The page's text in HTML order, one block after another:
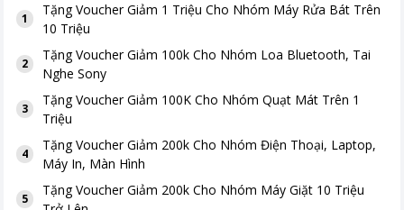
1
TặngVoucher Giảm 1 Triệu Cho Nhóm Máy Rửa Bát Trên
10 Triệu
2
TặngVoucher Giảm 100k Cho Nhóm Loa Bluetooth, Tai
Nghe Sony
3
TặngVoucher Giảm 100K Cho Nhóm Quạt Mát Trên 1
Triệu
4
TặngVoucher Giảm 200k Cho Nhóm Điện Thoại, Laptop,
Máy In, Màn Hình
5
TặngVoucher Giảm 200k Cho Nhóm Máy Giặt 10 Triệu